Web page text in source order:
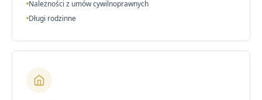
Należności z umów cywilnoprawnych
Długi rodzinne